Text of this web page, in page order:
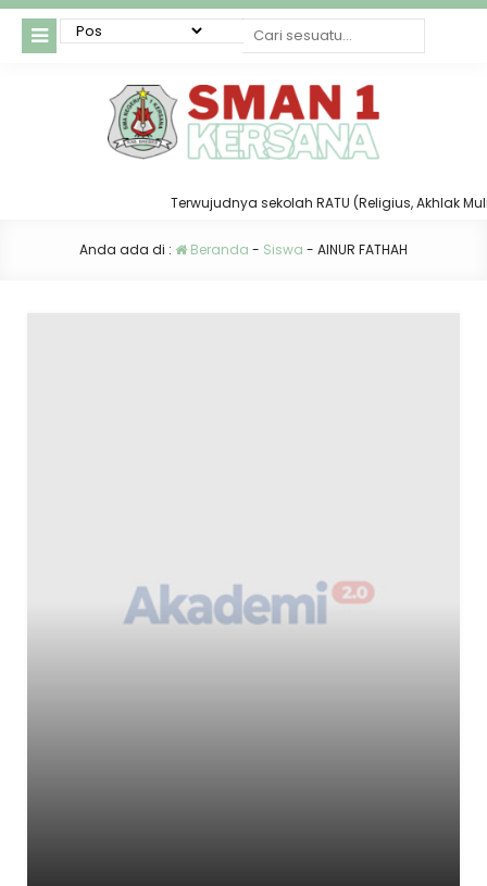
Terwujudnya sekolah RATU (Religius, Akhlak
Anda ada di : Beranda - Siswa - AINUR FATHAH